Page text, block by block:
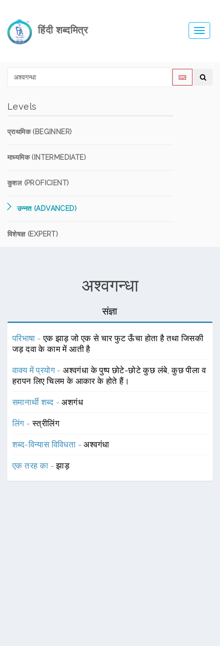
हिंदी शब्दमित्र
Levels
प्राथमिक (BEGINNER)
माध्यमिक (INTERMEDIATE)
कुशल (PROFICIENT)
उन्नत (ADVANCED)
विशेषज्ञ (EXPERT)
अश्वगन्धा
संज्ञा
परिभाषा -एक झाड़ जो एक से चार फुट ऊँचा होता है तथा जिसकी
जड़ दवा के काम में आती है
वाक्य में प्रयोग -अश्वगंधा के पुष्प छोटे-छोटे कुछ लंबे, कुछ पीला व
हरापन लिए चिलम के आकार के होते हैं।
समानार्थी शब्द -अशगंध
लिंग -स्त्रीलिंग
शब्द-विन्यास विविधता -अश्वगंधा
एक तरह का -झाड़